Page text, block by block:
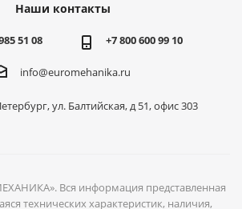
Наши контакты
51 08 +7 800 600 99 10
info@euromehanika.ru
ул. Балтийская, д 51, офис 303
Вся информация представленная
технических характеристик, наличия,